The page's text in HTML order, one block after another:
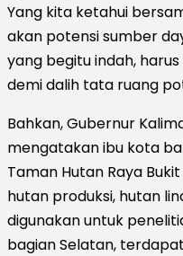
Yang kita ketahui
akan potensi sumber
yang begitu indah,
demi dalih tata ruang
Bahkan, Gubernur
mengatakan ibu kota
Taman Hutan Raya
hutan produksi, hutan
digunakan untuk
bagian Selatan,